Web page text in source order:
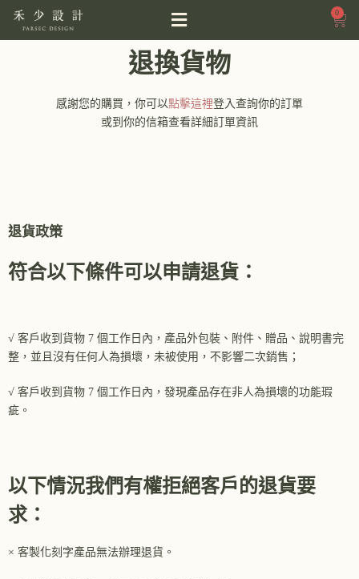
0
退換貨物
感謝您的購買，你可以點擊這裡登入查詢你的訂單
或到你的信箱查看詳細訂單資訊
退貨政策
符合以下條件可以申請退貨：
√ 客戶收到貨物 7 個工作日內，產品外包裝、附件、贈品、說明書完
整，並且沒有任何人為損壞，未被使用，不影響二次銷售；
√ 客戶收到貨物 7 個工作日內，發現產品存在非人為損壞的功能瑕
疵。
以下情況我們有權拒絕客戶的退貨要
求：
× 客製化刻字產品無法辦理退貨。